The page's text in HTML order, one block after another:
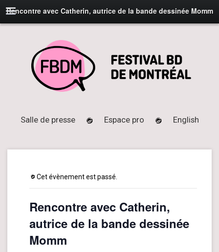
Rencontre avec Catherin, autrice de la bande dessinée Momm
Salle de presse Espace pro English
Cet évènement est passé.
Rencontre avec Catherin,
autrice de la bande dessinée
Momm